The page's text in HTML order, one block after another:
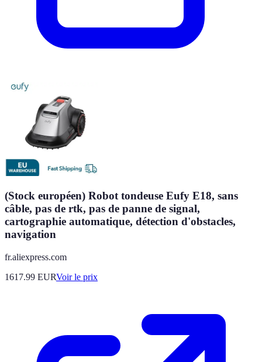
(Stock européen) Robot tondeuse Eufy E18, sans
câble, pas de rtk, pas de panne de signal,
cartographie automatique, détection d'obstacles,
navigation
fr.aliexpress.com
1617.99 EURVoir le prix